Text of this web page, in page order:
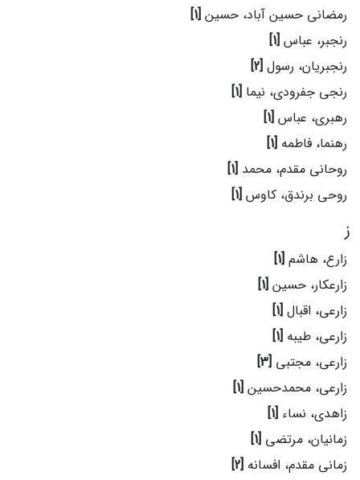
رمضانی حسین آباد، حسین [1]
رنجبر، عباس [1]
رنجبریان، رسول [2]
رنجی جفرودی، نیما [1]
رهبری، عباس [1]
رهنما، فاطمه [1]
روحانی مقدم، محمد [1]
روحی برندق، کاوس [1]
ز
زارع، هاشم [1]
زارعکار، حسین [1]
زارعی، اقبال [1]
زارعی، طیبه [1]
زارعی، مجتبی [3]
زارعی، محمدحسین [1]
زاهدی، نساء [1]
زمانیان، مرتضی [1]
زمانی مقدم، افسانه [2]